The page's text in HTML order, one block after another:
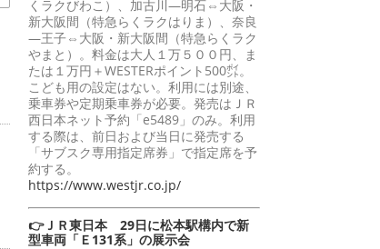
くラクびわこ）、加古川―明石⇔大阪・
新大阪間（特急らくラクはりま）、奈良
―王子⇔大阪・新大阪間（特急らくラク
やまと）。料金は大人１万５００円、ま
たは１万円＋WESTERポイント500㌽。
こども用の設定はない。利用には別途、
乗車券や定期乗車券が必要。発売はＪＲ
西日本ネット予約「e5489」のみ。利用
する際は、前日および当日に発売する
「サブスク専用指定席券」で指定席を予
約する。
https://www.westjr.co.jp/
👉ＪＲ東日本 29日に松本駅構内で新
型車両「Ｅ131系」の展示会